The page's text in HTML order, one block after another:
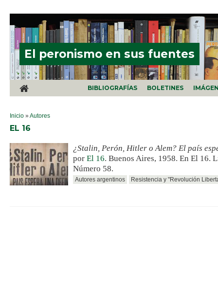
El peronismo en sus fuentes
BIBLIOGRAFÍAS BOLETINES
SE ENCUENTRA USTED AQUÍ
Inicio »Autores
EL 16
¿Stalin, Perón, Hitler o Alem? El país
por El 16. Buenos Aires, 1958. En El 16.
Número 58.
Autores argentinos Resistencia y "Revolución